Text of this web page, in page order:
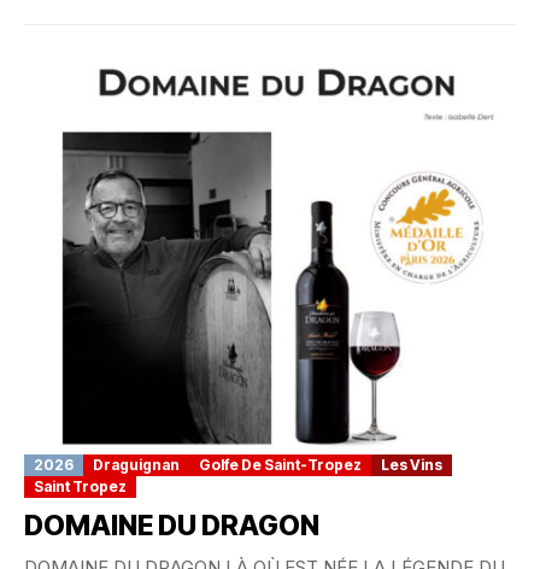
2026 Draguignan Golfe De Saint-Tropez
Les Vins
Saint Tropez
DOMAINE DU DRAGON